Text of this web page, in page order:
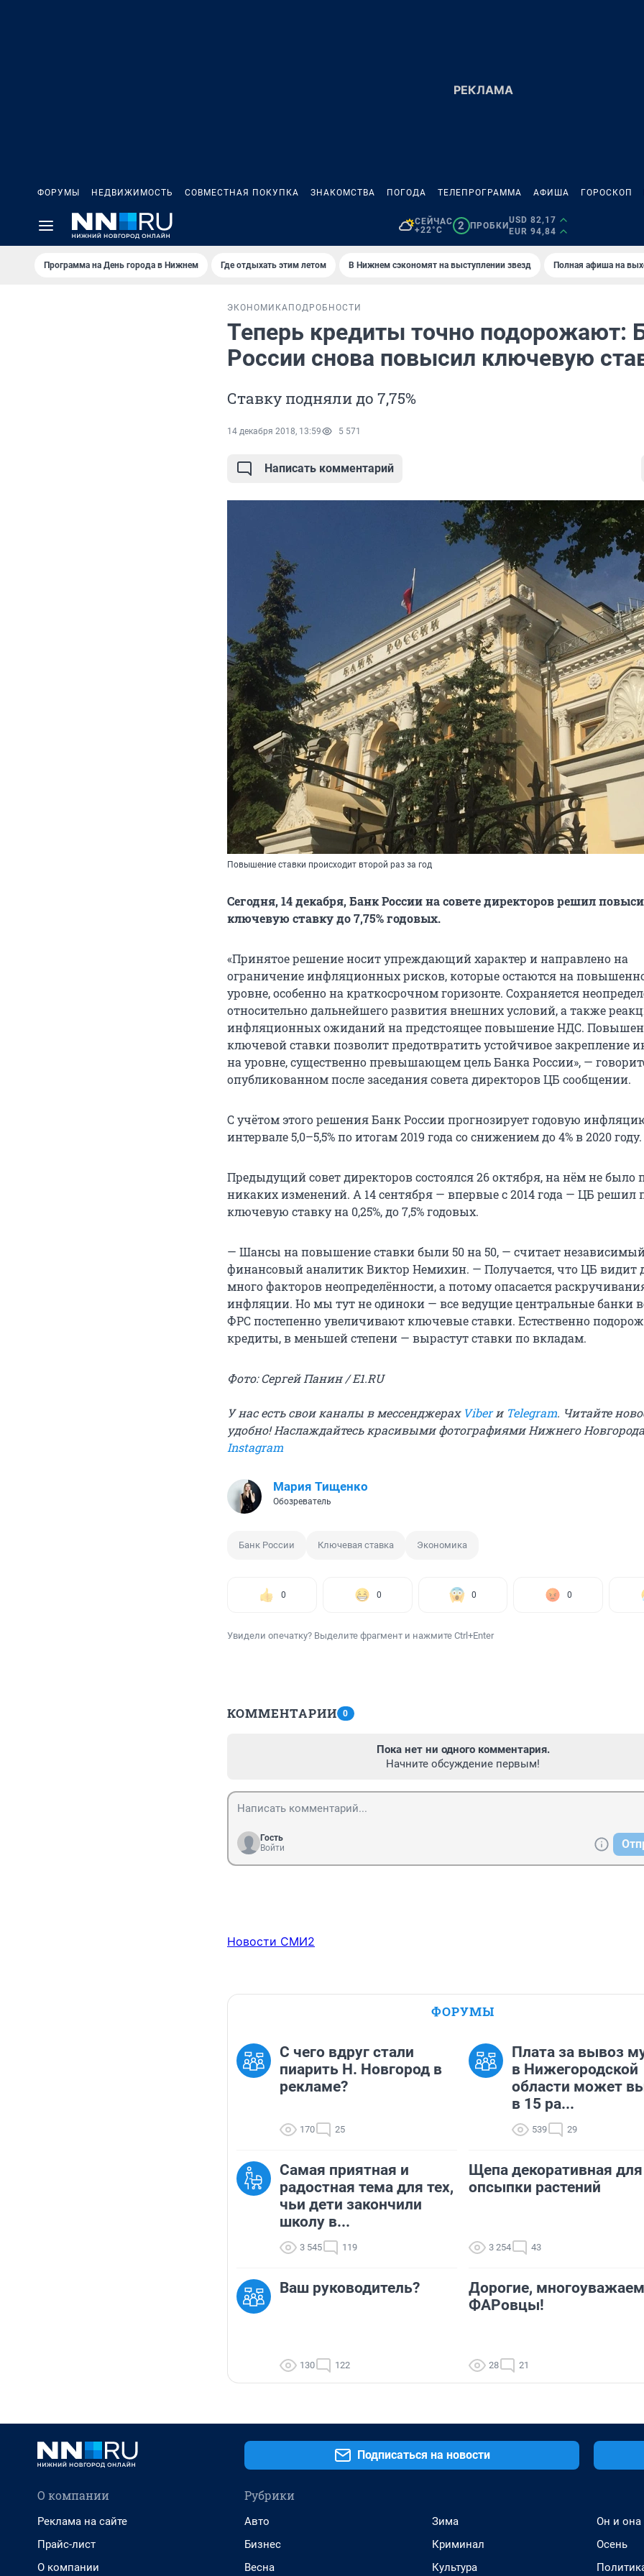
ФОРУМЫ НЕДВИЖИМОСТЬ СОВМЕСТНАЯ ПОКУПКА ЗНАКОМСТВА ПОГОДА ТЕЛЕПРОГРАММА АФИША ГОРОСКОП
СЕЙЧАС
+22°C
2 ПРОБКИ
USD 82,17
EUR 94,84
Программа на День города в Нижнем Где отдыхать этим летом В Нижнем сэкономят на выступлении звезд Полная афиша на
ЭКОНОМИКА ПОДРОБНОСТИ
Теперь кредиты точно подорожают:
России снова повысил ключевую
Ставку подняли до 7,75%
14 декабря 2018, 13:59 5 571
Написать комментарий
Повышение ставки происходит второй раз за год
Сегодня, 14 декабря, Банк России на совете директоров решил
ключевую ставку до 7,75% годовых.
«Принятое решение носит упреждающий характер и направлено на
ограничение инфляционных рисков, которые остаются на
уровне, особенно на краткосрочном горизонте. Сохраняется
относительно дальнейшего развития внешних условий, а также
инфляционных ожиданий на предстоящее повышение НДС.
ключевой ставки позволит предотвратить устойчивое закрепление
на уровне, существенно превышающем цель Банка России», —
опубликованном после заседания совета директоров ЦБ сообщении.
С учётом этого решения Банк России прогнозирует годовую
интервале 5,0–5,5% по итогам 2019 года со снижением до 4% в 2020 году.
Предыдущий совет директоров состоялся 26 октября, на нём не было
никаких изменений. А 14 сентября — впервые с 2014 года — ЦБ решил
ключевую ставку на 0,25%, до 7,5% годовых.
— Шансы на повышение ставки были 50 на 50, — считает
финансовый аналитик Виктор Немихин. — Получается, что ЦБ видит
много факторов неопределённости, а потому опасается
инфляции. Но мы тут не одиноки — все ведущие центральные банки
ФРС постепенно увеличивают ключевые ставки. Естественно
кредиты, в меньшей степени — вырастут ставки по вкладам.
Фото: Сергей Панин / E1.RU
У нас есть свои каналы в мессенджерах Viberи Telegram. Читайте
удобно! Наслаждайтесь красивыми фотографиями Нижнего
Instagram
Мария Тищенко
Обозреватель
Банк России Ключевая ставка Экономика
0 0 0 0
Увидели опечатку? Выделите фрагмент и нажмите Ctrl+Enter
КОММЕНТАРИИ 0
Пока нет ни одного комментария.
Начните обсуждение первым!
Гость
Войти
Новости СМИ2
ФОРУМЫ
С чего вдруг стали
пиарить Н. Новгород в
рекламе?
170 25
Плата за вывоз
в Нижегородской
области может
в 15 ра...
539 29
Самая приятная и
радостная тема для тех,
чьи дети закончили
школу в...
3 545 119
Щепа декоративная для
опсыпки растений
3 254 43
Ваш руководитель?
130 122
Дорогие,
ФАРовцы!
28 21
Подписаться на новости
О компании
Реклама на сайте
Прайс-лист
О компании
Рубрики
Авто
Бизнес
Весна
Зима
Криминал
Культура
Он и она
Осень